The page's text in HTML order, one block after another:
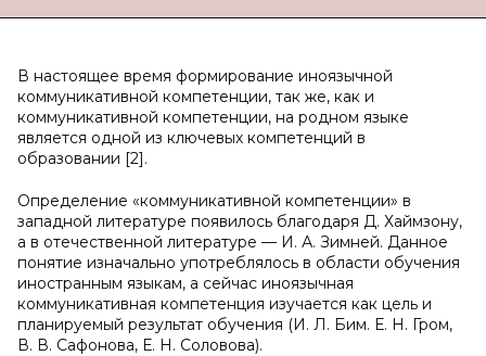
В настоящее время формирование иноязычной
коммуникативной компетенции, так же, как и
коммуникативной компетенции, на родном языке
является одной из ключевых компетенций в
образовании [2].
Определение «коммуникативной компетенции» в
западной литературе появилось благодаря Д. Хаймзону,
а в отечественной литературе — И. А. Зимней. Данное
понятие изначально употреблялось в области обучения
иностранным языкам, а сейчас иноязычная
коммуникативная компетенция изучается как цель и
планируемый результат обучения (И. Л. Бим. Е. Н. Гром,
В. В. Сафонова, Е. Н. Соловова).